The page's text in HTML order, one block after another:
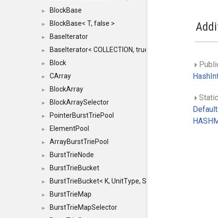
► BlockBase
► BlockBase< T, false >
► BaseIterator
► BaseIterator< COLLECTION, true >
► Block
► CArray
► BlockArray
► BlockArraySelector
► PointerBurstTriePool
► ElementPool
► ArrayBurstTriePool
► BurstTrieNode
► BurstTrieBucket
► BurstTrieBucket< K, UnitType, SIZE >
► BurstTrieMap
►
BurstTrieMapSelector